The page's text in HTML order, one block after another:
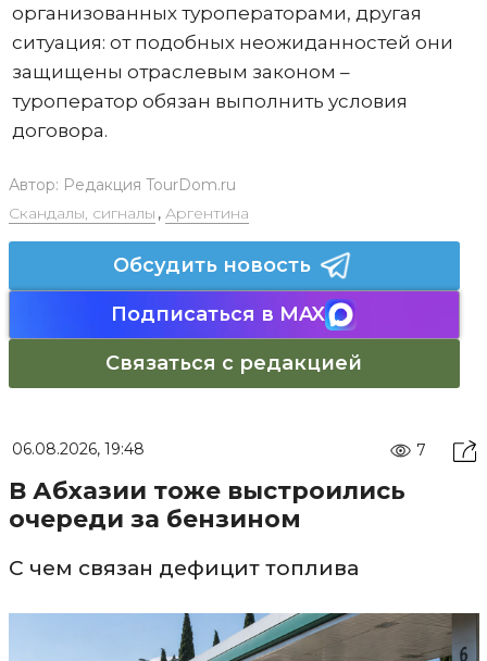
организованных туроператорами, другая
ситуация: от подобных неожиданностей они
защищены отраслевым законом –
туроператор обязан выполнить условия
договора.
Автор: Редакция TourDom.ru
Скандалы, сигналы , Аргентина
Обсудить новость
Подписаться в MAX
Связаться с редакцией
06.08.2026, 19:48 7
В Абхазии тоже выстроились
очереди за бензином
С чем связан дефицит топлива